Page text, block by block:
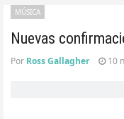
Nuevas
MÚSICA
Por Ross Gallagher 10